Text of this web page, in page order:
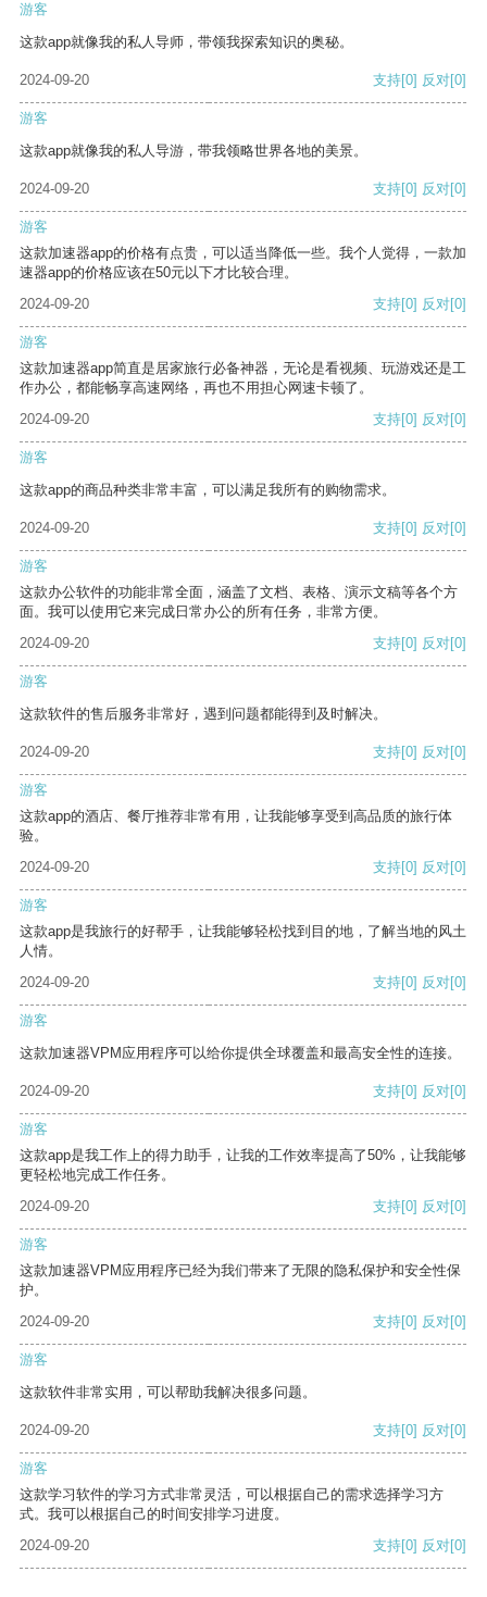
游客
这款app就像我的私人导师，带领我探索知识的奥秘。
2024-09-20 支持[0] 反对[0]
游客
这款app就像我的私人导游，带我领略世界各地的美景。
2024-09-20 支持[0] 反对[0]
游客
这款加速器app的价格有点贵，可以适当降低一些。我个人觉得，一款加
速器app的价格应该在50元以下才比较合理。
2024-09-20
支持[0] 反对[0]
游客
这款加速器app简直是居家旅行必备神器，无论是看视频、玩游戏还是工
作办公，都能畅享高速网络，再也不用担心网速卡顿了。
2024-09-20
支持[0] 反对[0]
游客
这款app的商品种类非常丰富，可以满足我所有的购物需求。
2024-09-20 支持[0] 反对[0]
游客
这款办公软件的功能非常全面，涵盖了文档、表格、演示文稿等各个方
面。我可以使用它来完成日常办公的所有任务，非常方便。
2024-09-20
支持[0] 反对[0]
游客
这款软件的售后服务非常好，遇到问题都能得到及时解决。
2024-09-20 支持[0] 反对[0]
游客
这款app的酒店、餐厅推荐非常有用，让我能够享受到高品质的旅行体
验。
2024-09-20
支持[0] 反对[0]
游客
这款app是我旅行的好帮手，让我能够轻松找到目的地，了解当地的风土
人情。
2024-09-20
支持[0] 反对[0]
游客
这款加速器VPM应用程序可以给你提供全球覆盖和最高安全性的连接。
2024-09-20 支持[0] 反对[0]
游客
这款app是我工作上的得力助手，让我的工作效率提高了50%，让我能够
更轻松地完成工作任务。
2024-09-20
支持[0] 反对[0]
游客
这款加速器VPM应用程序已经为我们带来了无限的隐私保护和安全性保
护。
2024-09-20
支持[0] 反对[0]
游客
这款软件非常实用，可以帮助我解决很多问题。
2024-09-20 支持[0] 反对[0]
游客
这款学习软件的学习方式非常灵活，可以根据自己的需求选择学习方
式。我可以根据自己的时间安排学习进度。
2024-09-20
支持[0] 反对[0]